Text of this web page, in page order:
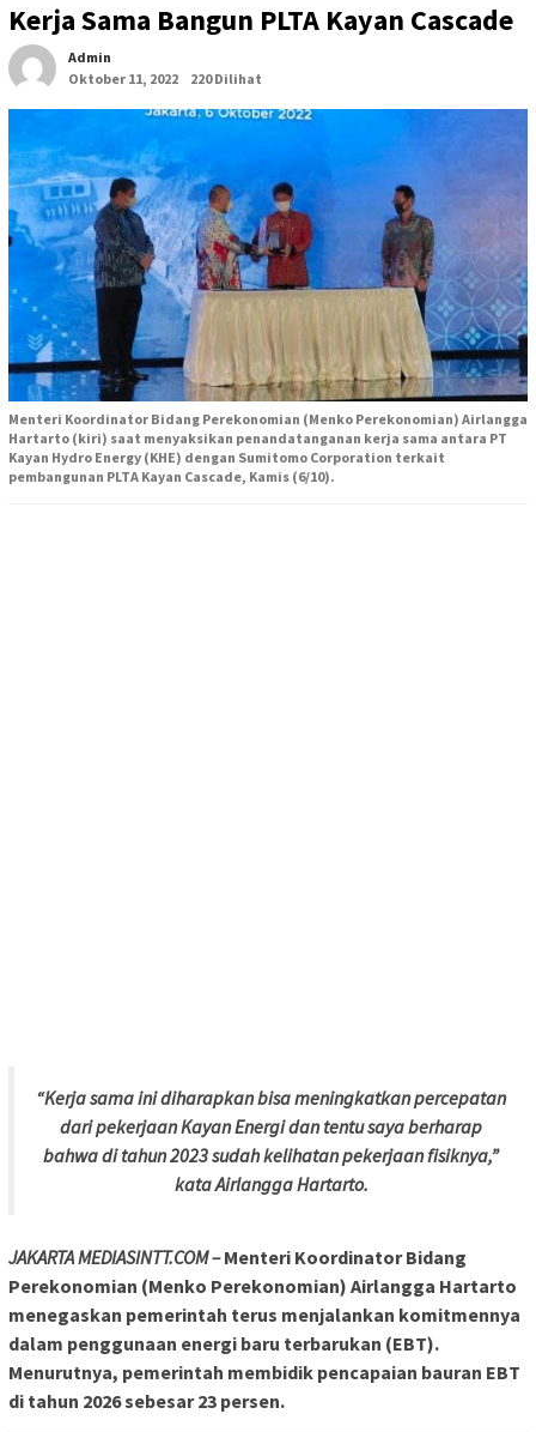
Kerja Sama Bangun PLTA Kayan Cascade
Admin
Oktober 11, 2022
220 Dilihat
Menteri Koordinator Bidang Perekonomian (Menko Perekonomian) Airlangga
Hartarto (kiri) saat menyaksikan penandatanganan kerja sama antara PT
Kayan Hydro Energy (KHE) dengan Sumitomo Corporation terkait
pembangunan PLTA Kayan Cascade, Kamis (6/10).
“Kerja sama ini diharapkan bisa meningkatkan percepatan
dari pekerjaan Kayan Energi dan tentu saya berharap
bahwa di tahun 2023 sudah kelihatan pekerjaan fisiknya,”
kata Airlangga Hartarto.
JAKARTA MEDIASINTT.COM –Menteri Koordinator Bidang
Perekonomian (Menko Perekonomian) Airlangga Hartarto
menegaskan pemerintah terus menjalankan komitmennya
dalam penggunaan energi baru terbarukan (EBT).
Menurutnya, pemerintah membidik pencapaian bauran EBT
di tahun 2026 sebesar 23 persen.